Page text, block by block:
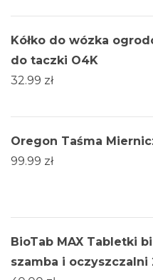
Kółko do wózka
do taczki O4K
32.99 zł
Oregon Taśma
99.99 zł
BioTab MAX Tabletki
szamba i oczyszczalni